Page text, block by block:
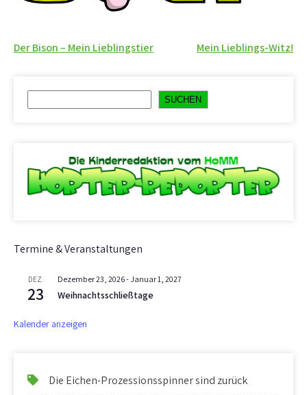
Beitragsnavigation
Der Bison – Mein Lieblingstier Mein Lieblings-Witz!
SUCHEN
Termine & Veranstaltungen
DEZ.
23
Dezember 23, 2026- Januar 1, 2027
Weihnachtsschließtage
Kalender anzeigen
Die Eichen-Prozessionsspinner sind zurück